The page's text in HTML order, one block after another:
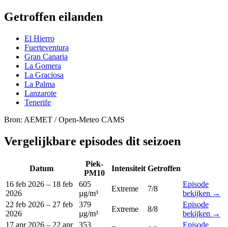
Getroffen eilanden
El Hierro
Fuerteventura
Gran Canaria
La Gomera
La Graciosa
La Palma
Lanzarote
Tenerife
Bron: AEMET / Open-Meteo CAMS
Vergelijkbare episodes dit seizoen
Datum
Piek-
PM10
Intensiteit Getroffen
16 feb 2026 – 18 feb
2026
605
µg/m³
Extreme 7/8
Episode
bekijken →
22 feb 2026 – 27 feb
2026
379
µg/m³
Extreme 8/8
Episode
bekijken →
17 apr 2026 – 22 apr
353
Episode